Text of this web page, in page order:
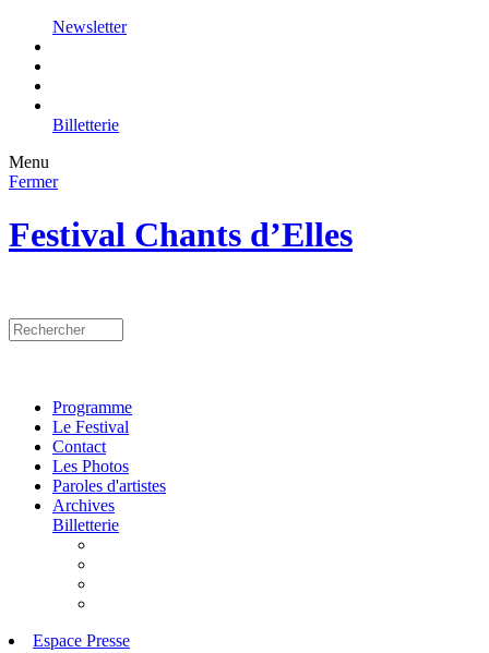
Newsletter
Billetterie
Menu
Fermer
Festival Chants d’Elles
Programme
Le Festival
Contact
Les Photos
Paroles d'artistes
Archives
Billetterie
Espace Presse